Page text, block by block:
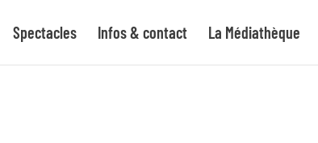
Spectacles Infos & contact La Médiathèque